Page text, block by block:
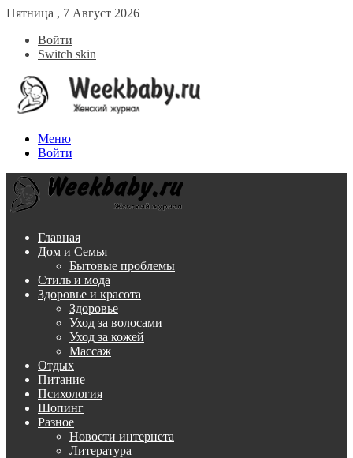
Пятница , 7 Август 2026
Войти
Switch skin
Меню
Войти
Главная
Дом и Семья
Бытовые проблемы
Стиль и мода
Здоровье и красота
Здоровье
Уход за волосами
Уход за кожей
Массаж
Отдых
Питание
Психология
Шопинг
Разное
Новости интернета
Литература